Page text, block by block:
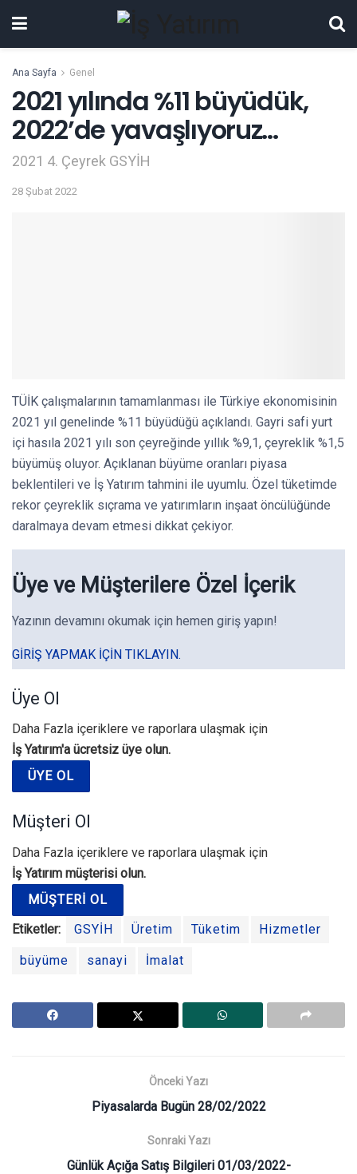
Ana Sayfa Genel
2021 yılında %11 büyüdük,
2022’de yavaşlıyoruz…
2021 4. Çeyrek GSYİH
28 Şubat 2022
TÜİK çalışmalarının tamamlanması ile Türkiye ekonomisinin
2021 yıl genelinde %11 büyüdüğü açıklandı. Gayri safi yurt
içi hasıla 2021 yılı son çeyreğinde yıllık %9,1, çeyreklik %1,5
büyümüş oluyor. Açıklanan büyüme oranları piyasa
beklentileri ve İş Yatırım tahmini ile uyumlu. Özel tüketimde
rekor çeyreklik sıçrama ve yatırımların inşaat öncülüğünde
daralmaya devam etmesi dikkat çekiyor.
Üye ve Müşterilere Özel İçerik
Yazının devamını okumak için hemen giriş yapın!
GIRIŞ YAPMAK IÇIN TIKLAYIN.
Üye Ol
Daha Fazla içeriklere ve raporlara ulaşmak için
İş Yatırım'a ücretsiz üye olun.
ÜYE OL
Müşteri Ol
Daha Fazla içeriklere ve raporlara ulaşmak için
İş Yatırım müşterisi olun.
MÜŞTERI OL
Etiketler:
GSYİH Üretim Tüketim Hizmetler
büyüme sanayi İmalat
Önceki Yazı
Piyasalarda Bugün 28/02/2022
Sonraki Yazı
Günlük Açığa Satış Bilgileri 01/03/2022-